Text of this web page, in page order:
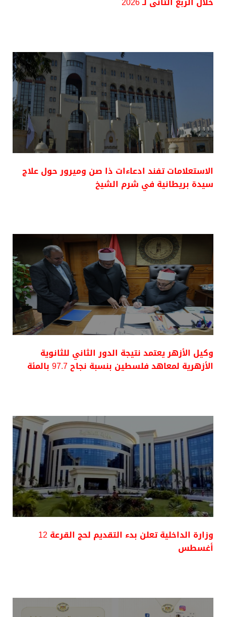
الاستعلامات تفند ادعاءات ذا صن وميرور حول علاج
سيدة بريطانية في شرم الشيخ
وكيل الأزهر يعتمد نتيجة الدور الثاني للثانوية
الأزهرية لمعاهد فلسطين بنسبة نجاح 97.7 بالمئة
وزارة الداخلية تعلن بدء التقديم لحج القرعة 12
أغسطس